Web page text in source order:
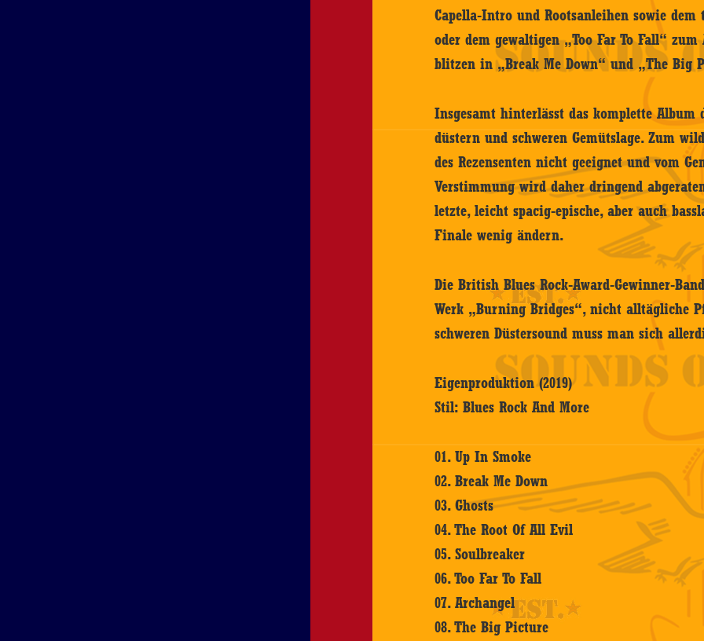
Capella-Intro und Rootsanleihen sowie dem
oder dem gewaltigen „Too Far To Fall“ zum
blitzen in „Break Me Down“ und „The Big
Insgesamt hinterlässt das komplette
düstern und schweren Gemütslage. Zum
des Rezensenten nicht geeignet und vom
Verstimmung wird daher dringend
letzte, leicht spacig-epische, aber auch
Finale wenig ändern.
Die British Blues Rock-Award-Gewinner-
Werk „Burning Bridges“, nicht alltägliche
schweren Düstersound muss man sich
Eigenproduktion (2019)
Stil: Blues Rock And More
01. Up In Smoke
02. Break Me Down
03. Ghosts
04. The Root Of All Evil
05. Soulbreaker
06. Too Far To Fall
07. Archangel
08. The Big Picture